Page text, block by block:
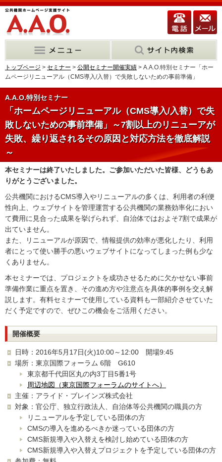
トップページ > セミナー > 公開セミナー開催実績 > A.A.O.特別セミナー「ホー
ムページリニューアル（CMS導入/入替）で失敗しないための事前準備」
A.A.O.特別セミナー
「ホームページリニューアル（CMS導入/入替）で失
敗しないための事前準備」～7割以上のリニューアが
失敗、繰り返されるその原因と対応方法を徹底解説
～
本セミナーは終了いたしました。ご参加いただいた皆様、どうもあ
りがとうございました。
公共機関におけるCMS導入やリニューアルの多くは、利用者の利便
性向上、ウェブサイトを管理運営する公共機関の業務効率化におい
て費用に見合った成果を挙げられず、自治体ではおよそ7割で成果が
出ていません。
また、リニューアルが原因で、情報提供の効率が悪化したり、利用
者にとって使い勝手の悪いウェブサイトになってしまった例も少な
くありません。
本セミナーでは、プロジェクトを成功させるために欠かせない事前
準備作業に重点を置き、その進め方や注意点を具体的事例を交え解
説します。有料セミナーで使用している資料も一部紹介させていた
だく予定ですので、ぜひこの機会をご活用ください。
開催概要
日時：2016年5月17日(火)10:00～12:00 開場9:45
場所：東京国際フォーラム 6階 G610
東京都千代田区丸の内3丁目5番1号
周辺地図（東京国際フォーラムのサイトへ）
主催：アライド・ブレインズ株式会社
対象：官公庁、独立行政法人、自治体等公共機関の職員の方
リニューアルを予定している団体の方
CMSの導入を進めるべきか迷っている団体の方
CMS新規導入や入替えを検討し始めている団体の方
CMS新規導入や入替えプロジェクトを予定している団体の方